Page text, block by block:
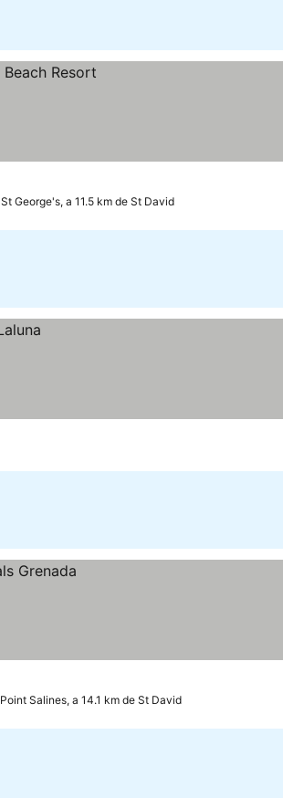
St George's, a 11.5 km de St David
Point Salines, a 14.1 km de St David